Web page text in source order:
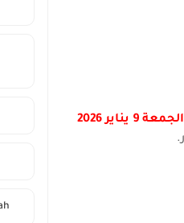
الجمعة 9 يناير 2026